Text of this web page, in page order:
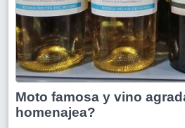
Moto famosa y vino
homenajea?